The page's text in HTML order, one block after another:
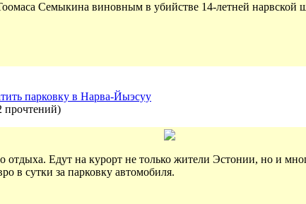
Семыкина виновным в убийстве 14-летней
парковку в Нарва-Йыэсуу
прочтений)
отдыха. Едут на курорт не только жители Эстонии, но и
в сутки за парковку автомобиля.